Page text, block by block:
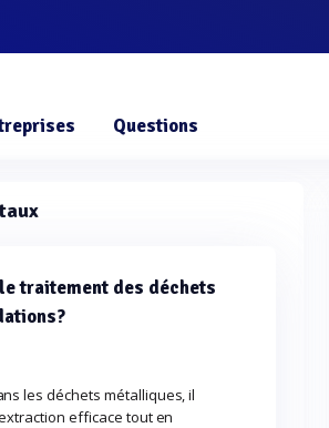
Questions
traitement des déchets
les déchets métalliques, il
efficace tout en